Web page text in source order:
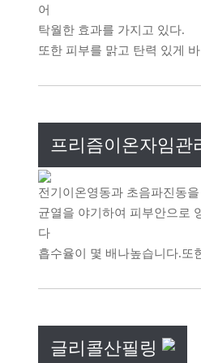
어
탁월한 효과를 가지고 있다.
또한 피부를 맑고 탄력 있게
프리즘이온자임관
전기이온영동과 초음파진동
균열을 야기하여 피부안으로
다
흡수율이 몇 배나높습니다.또
글리콜산필링